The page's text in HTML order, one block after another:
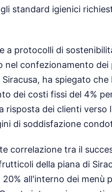
standard igienici
a protocolli di
nel confezionamento
ha spiegato
dei costi fissi del 4%
risposta dei clienti verso
di soddisfazione
correlazione tra il
della piana di
all'interno dei menù